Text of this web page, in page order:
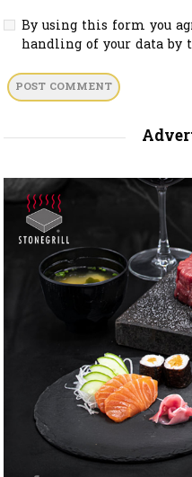
By using this form you
handling of your data by